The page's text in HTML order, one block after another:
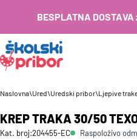
BESPLATNA
Naslovna\Ured\Uredski pribor\Ljepive
KREP TRAKA 30/50
Kat. broj:204455-EC Raspoloživo